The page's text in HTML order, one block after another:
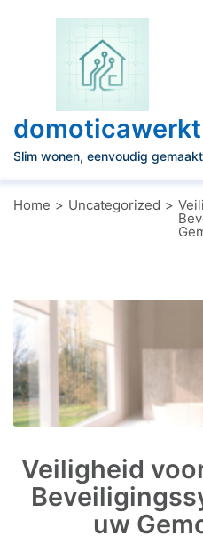
Slim wonen, eenvoudig
Home Uncategorized
Veiligheid
uw